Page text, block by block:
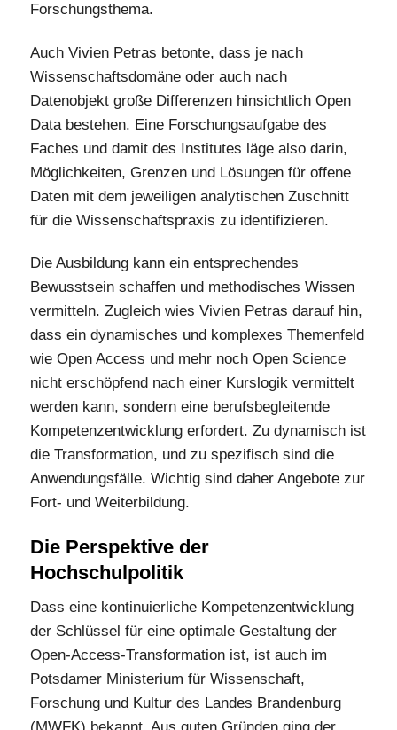
Forschungsthema.
Auch Vivien Petras betonte, dass je nach
Wissenschaftsdomäne oder auch nach
Datenobjekt große Differenzen hinsichtlich Open
Data bestehen. Eine Forschungsaufgabe des
Faches und damit des Institutes läge also darin,
Möglichkeiten, Grenzen und Lösungen für offene
Daten mit dem jeweiligen analytischen Zuschnitt
für die Wissenschaftspraxis zu identifizieren.
Die Ausbildung kann ein entsprechendes
Bewusstsein schaffen und methodisches Wissen
vermitteln. Zugleich wies Vivien Petras darauf hin,
dass ein dynamisches und komplexes Themenfeld
wie Open Access und mehr noch Open Science
nicht erschöpfend nach einer Kurslogik vermittelt
werden kann, sondern eine berufsbegleitende
Kompetenzentwicklung erfordert. Zu dynamisch ist
die Transformation, und zu spezifisch sind die
Anwendungsfälle. Wichtig sind daher Angebote zur
Fort- und Weiterbildung.
Die Perspektive der
Hochschulpolitik
Dass eine kontinuierliche Kompetenzentwicklung
der Schlüssel für eine optimale Gestaltung der
Open-Access-Transformation ist, ist auch im
Potsdamer Ministerium für Wissenschaft,
Forschung und Kultur des Landes Brandenburg